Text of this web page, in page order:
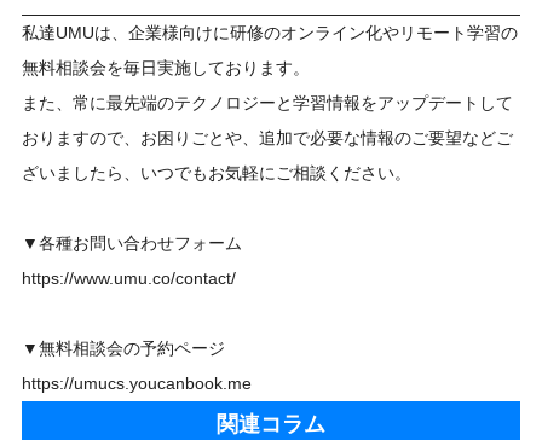
私達UMUは、企業様向けに研修のオンライン化やリモート学習の
無料相談会を毎日実施しております。
また、常に最先端のテクノロジーと学習情報をアップデートして
おりますので、お困りごとや、追加で必要な情報のご要望などご
ざいましたら、いつでもお気軽にご相談ください。
▼各種お問い合わせフォーム
https://www.umu.co/contact/
▼無料相談会の予約ページ
https://umucs.youcanbook.me
関連コラム